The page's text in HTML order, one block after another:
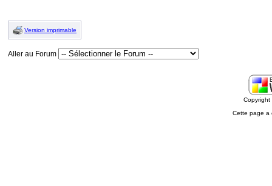
Version imprimable
Aller au Forum
Cette page a